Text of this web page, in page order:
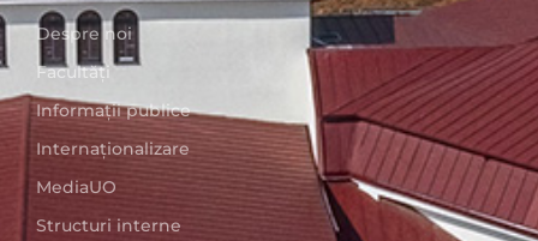
Despre noi
Facultăți
Informații publice
Internaționalizare
MediaUO
Structuri interne